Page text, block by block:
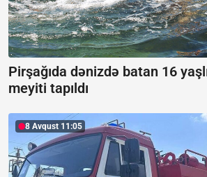
Pirşağıda dənizdə batan 16
meyiti tapıldı
8 Avqust 11:05